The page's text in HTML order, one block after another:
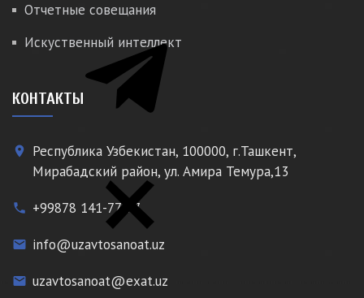
Отчетные совещания
Искуственный интеллект
КОНТАКТЫ
place
Республика Узбекистан, 100000, г.Ташкент,
Мирабадский район, ул. Амира Темура,13
phone +99878 141-77-77
email info@uzavtosanoat.uz
email uzavtosanoat@exat.uz